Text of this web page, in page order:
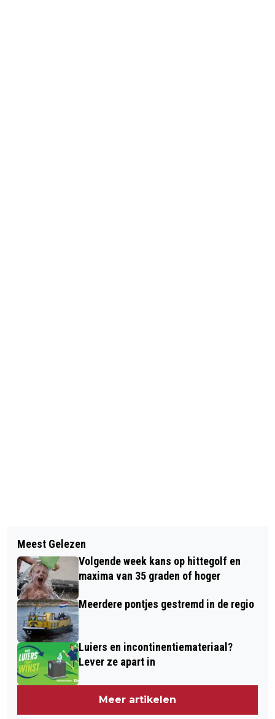
SENIOREN EN VEILIGHEID: VOORKOM
OPLICHTING, BESCHERM UW WONING
EN GA VEILIG OM MET GELD
LOVELI VERKRIJGBAAR BIJ
YOURBEAUTYCARE IN EWIJK
Meest Gelezen
Volgende week kans op hittegolf en
maxima van 35 graden of hoger
Meerdere pontjes gestremd in de regio
Luiers en incontinentiemateriaal?
Lever ze apart in
Meer artikelen